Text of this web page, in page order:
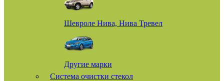
Шевроле Нива, Нива Тревел
Другие марки
Система очистки стекол